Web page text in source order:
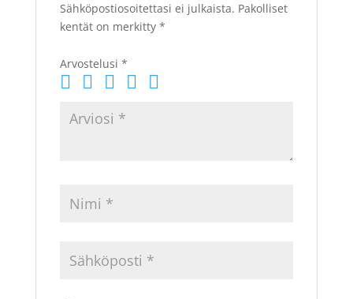
Sähköpostiosoitettasi ei julkaista. Pakolliset
kentät on merkitty *
Arvostelusi *